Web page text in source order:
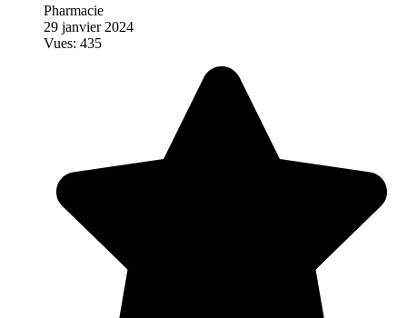
Pharmacie
29 janvier 2024
Vues: 435